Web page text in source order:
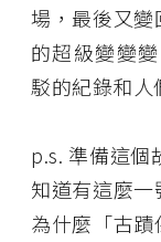
場，最後又
的超級變變
駁的紀錄和人
p.s. 準備這個
知道有這麼
為什麼「古